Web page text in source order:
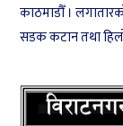
काठमाडौँ ।
सडक कटान तथा